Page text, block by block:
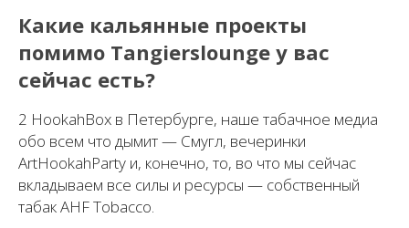
Какие кальянные проекты
помимо Tangierslounge у вас
сейчас есть?
2 HookahBox в Петербурге, наше табачное медиа
обо всем что дымит — Смугл, вечеринки
ArtHookahParty и, конечно, то, во что мы сейчас
вкладываем все силы и ресурсы — собственный
табак AHF Tobacco.